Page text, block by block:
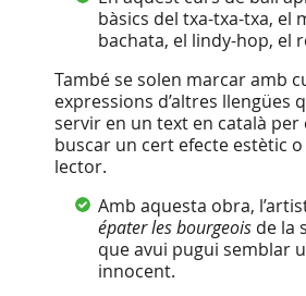
bàsics del txa-txa-txa, el
bachata, el lindy-hop, el
També se solen marcar amb
expressions d’altres llengües
servir en un text en català per
buscar un cert efecte estètic
lector.
Amb aquesta obra,
épater les bourgeois de la
que avui pugui semblar
innocent.